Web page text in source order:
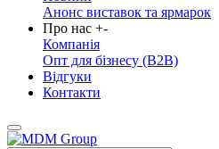
Анонс виставок та ярмарок
Про нас +-
Компанія
Опт для бізнесу (B2B)
Відгуки
Контакти